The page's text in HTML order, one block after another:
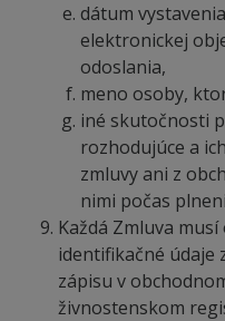
dátum
elektronickej
odoslania,
meno osoby,
iné skutočnosti
rozhodujúce a
zmluvy ani z
nimi počas
Každá Zmluva
identifikačné údaje
zápisu v
živnostenskom